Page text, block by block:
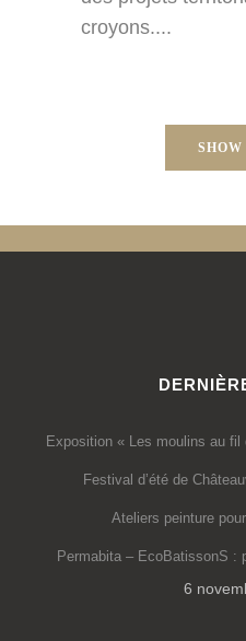
croyons....
Exposition « Les moulins au fil
Festival d’été de
Ateliers peinture
Permabita – EcoBatissonS :
6